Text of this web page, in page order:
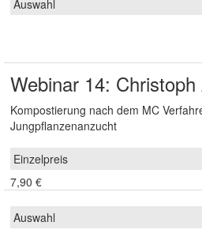
Webinar 14:
Kompostierung nach dem MC
Jungpflanzenanzucht
7,90 €